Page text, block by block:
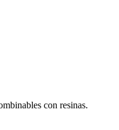
con resinas.